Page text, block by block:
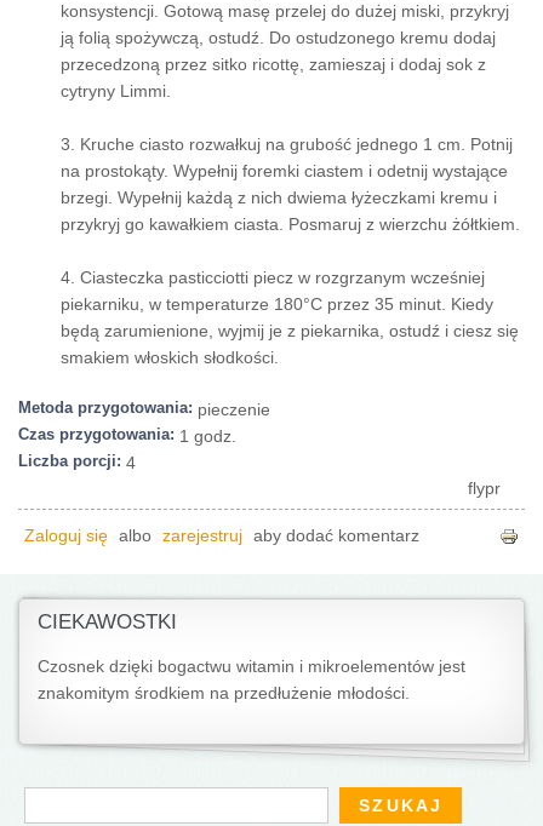
konsystencji. Gotową masę przelej do dużej miski, przykryj
ją folią spożywczą, ostudź. Do ostudzonego kremu dodaj
przecedzoną przez sitko ricottę, zamieszaj i dodaj sok z
cytryny Limmi.
3. Kruche ciasto rozwałkuj na grubość jednego 1 cm. Potnij
na prostokąty. Wypełnij foremki ciastem i odetnij wystające
brzegi. Wypełnij każdą z nich dwiema łyżeczkami kremu i
przykryj go kawałkiem ciasta. Posmaruj z wierzchu żółtkiem.
4. Ciasteczka pasticciotti piecz w rozgrzanym wcześniej
piekarniku, w temperaturze 180°C przez 35 minut. Kiedy
będą zarumienione, wyjmij je z piekarnika, ostudź i ciesz się
smakiem włoskich słodkości.
Metoda przygotowania: pieczenie
Czas przygotowania: 1 godz.
Liczba porcji: 4
flypr
Zaloguj się albo zarejestruj aby dodać komentarz
CIEKAWOSTKI
Czosnek dzięki bogactwu witamin i mikroelementów jest
znakomitym środkiem na przedłużenie młodości.
Formularz wyszukiwania
Szukaj